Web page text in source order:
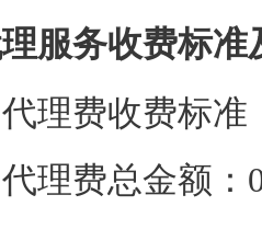
服务收费标准
理费收费标准
理费总金额：